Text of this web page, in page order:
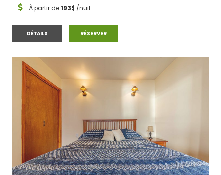
À partir de193$ /nuit
DÉTAILSCHALET LE NORDET
RÉSERVERCHALET LE NORDET